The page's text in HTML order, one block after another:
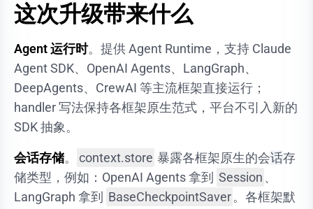
这次升级带来什么
Agent 运行时。提供 Agent Runtime，支持 Claude
Agent SDK、OpenAI Agents、LangGraph、
DeepAgents、CrewAI 等主流框架直接运行；
handler 写法保持各框架原生范式，平台不引入新的
SDK 抽象。
会话存储。 context.store 暴露各框架原生的会话存
储类型，例如：OpenAI Agents 拿到 Session 、
LangGraph 拿到
BaseCheckpointSaver 。各框架默